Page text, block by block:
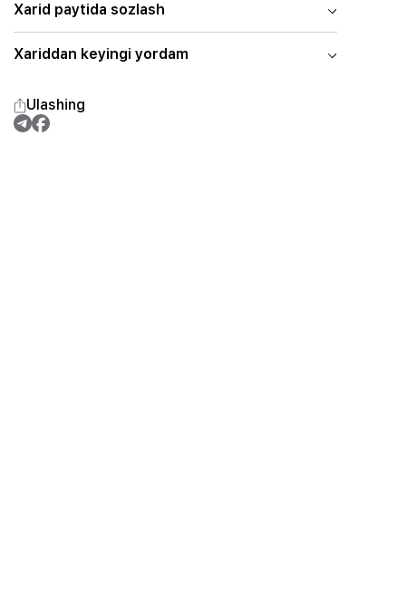
Xarid paytida sozlash
Xariddan keyingi yordam
Ulashing